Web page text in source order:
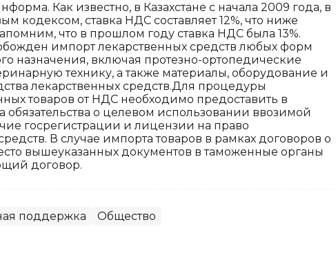
Как известно, в Казахстане с начала 2009 года, в
кодексом, ставка НДС составляет 12%, что ниже
что в прошлом году ставка НДС была 13%.
импорт лекарственных средств любых форм
назначения, включая протезно-ортопедические
технику, а также материалы, оборудование и
лекарственных средств.Для процедуры
товаров от НДС необходимо предоставить в
обязательства о целевом использовании ввозимой
госрегистрации и лицензии на право
В случае импорта товаров в рамках договоров о
вышеуказанных документов в таможенные органы
договор.
поддержка Общество